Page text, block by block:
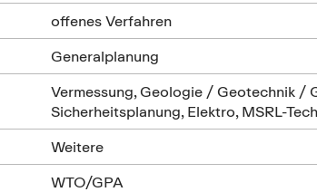
offenes Verfahren
Generalplanung
Vermessung, Geologie / Geotechnik /
Sicherheitsplanung, Elektro, MSRL-
Weitere
WTO/GPA